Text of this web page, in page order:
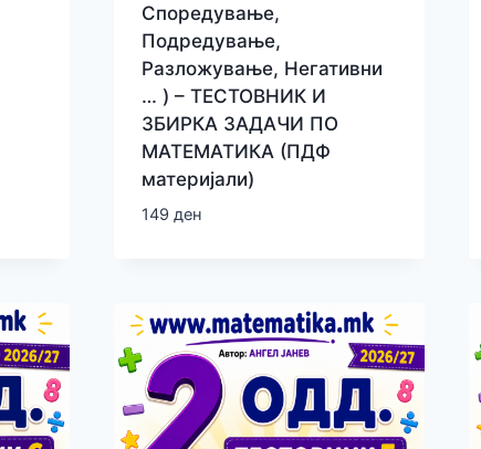
Споредување,
Подредување,
Разложување, Негативни
… ) – ТЕСТОВНИК И
ЗБИРКА ЗАДАЧИ ПО
МАТЕМАТИКА (ПДФ
материјали)
149 ден